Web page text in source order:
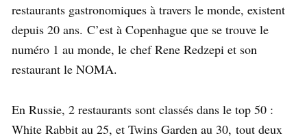
restaurants gastronomiques à travers le monde, existent
depuis 20 ans. C’est à Copenhague que se trouve le
numéro 1 au monde, le chef Rene Redzepi et son
restaurant le NOMA.
En Russie, 2 restaurants sont classés dans le top 50 :
White Rabbit au 25, et Twins Garden au 30, tout deux